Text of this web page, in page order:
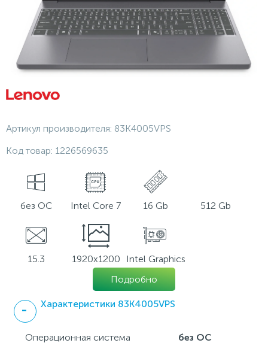
Артикул производителя: 83K4005VPS
Код товар: 1226569635
без ОС Intel Core 7 16 Gb 512 Gb
15.3 1920x1200
Intel Graphics
Подробно
Характеристики 83K4005VPS
Операционная система без ОС